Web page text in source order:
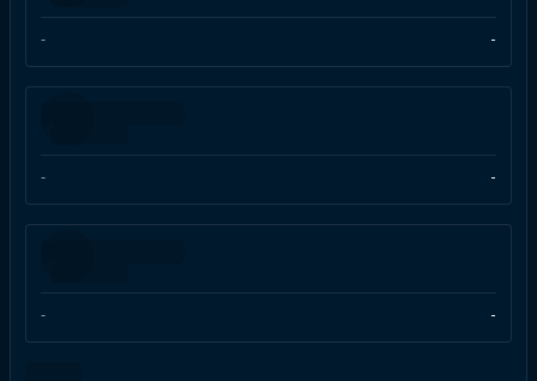
- -
- -
- -